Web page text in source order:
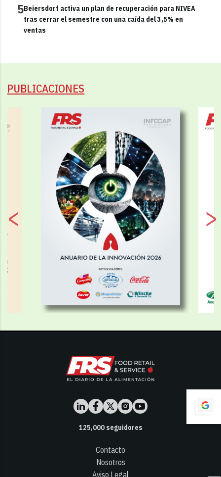
5Beiersdorf activa un plan de recuperación para NIVEA
tras cerrar el semestre con una caída del 3,5% en
ventas
PUBLICACIONES
125,000seguidores
Contacto
Nosotros
Aviso Legal